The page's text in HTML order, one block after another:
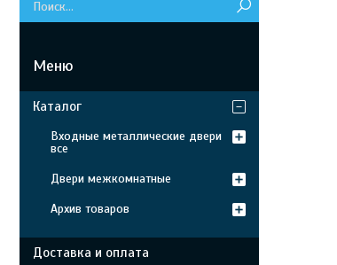
Каталог
Входные металлические двери
все
Двери межкомнатные
Архив товаров
Доставка и оплата